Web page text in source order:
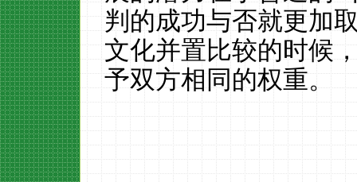
判的成功与否就更加
文化并置比较的时候
予双方相同的权重。